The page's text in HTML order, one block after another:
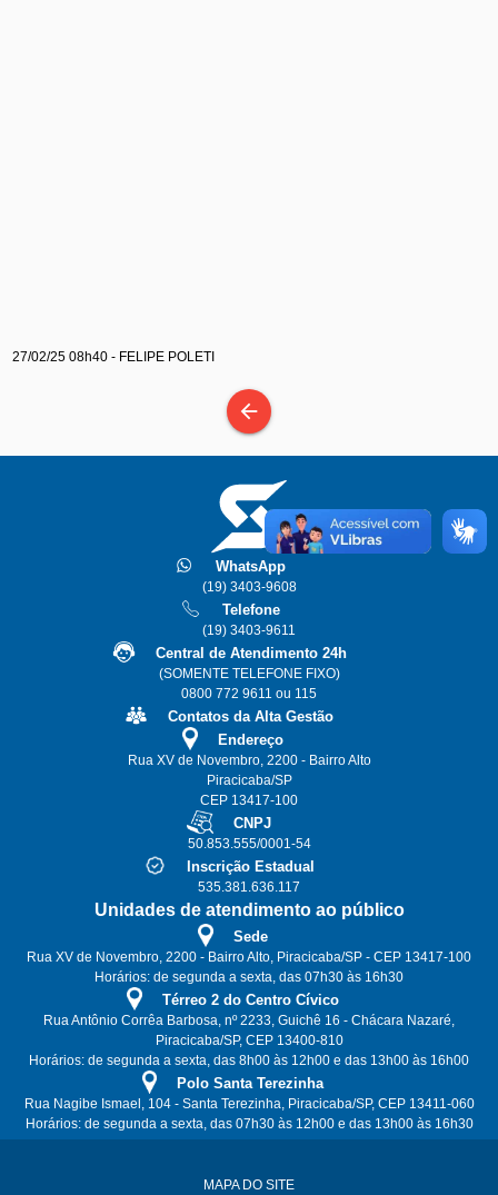
27/02/25 08h40 - FELIPE POLETI
arrow_back
WhatsApp
(19) 3403-9608
Telefone
(19) 3403-9611
Central de Atendimento 24h
(SOMENTE TELEFONE FIXO)
0800 772 9611 ou 115
Contatos da Alta Gestão
Endereço
Rua XV de Novembro, 2200 - Bairro Alto
Piracicaba/SP
CEP 13417-100
CNPJ
50.853.555/0001-54
Inscrição Estadual
535.381.636.117
Unidades de atendimento ao público
Sede
Rua XV de Novembro, 2200 - Bairro Alto, Piracicaba/SP - CEP 13417-100
Horários: de segunda a sexta, das 07h30 às 16h30
Térreo 2 do Centro Cívico
Rua Antônio Corrêa Barbosa, nº 2233, Guichê 16 - Chácara Nazaré,
Piracicaba/SP, CEP 13400-810
Horários: de segunda a sexta, das 8h00 às 12h00 e das 13h00 às 16h00
Polo Santa Terezinha
Rua Nagibe Ismael, 104 - Santa Terezinha, Piracicaba/SP, CEP 13411-060
Horários: de segunda a sexta, das 07h30 às 12h00 e das 13h00 às 16h30
MAPA DO SITE